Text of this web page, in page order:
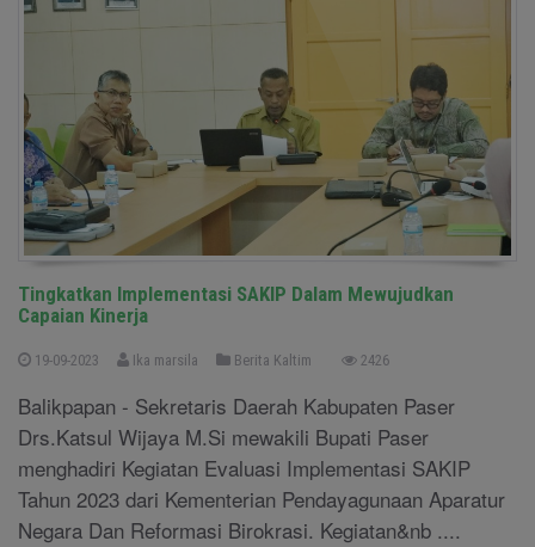
Tingkatkan Implementasi SAKIP Dalam Mewujudkan
Capaian Kinerja
19-09-2023 Ika marsila Berita Kaltim 2426
Balikpapan - Sekretaris Daerah Kabupaten Paser
Drs.Katsul Wijaya M.Si mewakili Bupati Paser
menghadiri Kegiatan Evaluasi Implementasi SAKIP
Tahun 2023 dari Kementerian Pendayagunaan Aparatur
Negara Dan Reformasi Birokrasi. Kegiatan&nb ....